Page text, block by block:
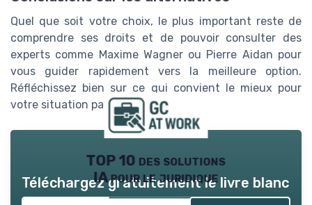
Quel que soit votre choix, le plus important reste de
comprendre ses droits et de pouvoir consulter des
experts comme Maxime Wagner ou Pierre Aidan pour
vous guider rapidement vers la meilleure option.
Réfléchissez bien sur ce qui convient le mieux pour
votre situation particulière.
TOP 10 des solutions
IA pour le juridique
Téléchargez gratuitement le livre blanc